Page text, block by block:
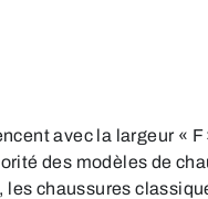
avec la largeur «
des modèles de
les chaussures